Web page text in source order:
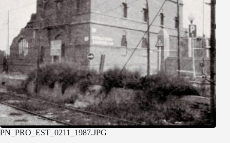
PN_PRO_EST_0211_1987.JPG